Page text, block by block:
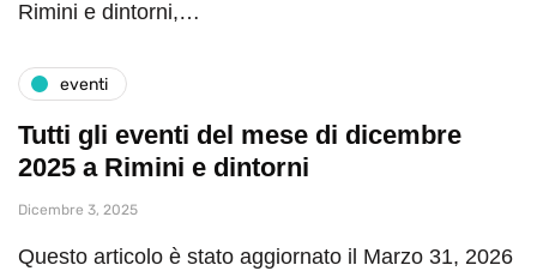
Rimini e dintorni,…
eventi
Tutti gli eventi del mese di dicembre
2025 a Rimini e dintorni
Dicembre 3, 2025
Questo articolo è stato aggiornato il Marzo 31, 2026